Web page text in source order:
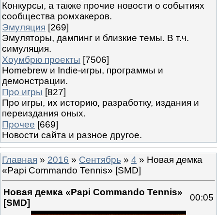
Конкурсы, а также прочие новости о событиях
сообщества ромхакеров.
Эмуляция [269]
Эмуляторы, дампинг и близкие темы. В т.ч.
симуляция.
Хоумбрю проекты [7506]
Homebrew и Indie-игры, программы и
демонстрации.
Про игры [827]
Про игры, их историю, разработку, издания и
переиздания оных.
Прочее [669]
Новости сайта и разное другое.
Главная » 2016 » Сентябрь » 4 » Новая демка
«Papi Commando Tennis» [SMD]
Новая демка «Papi Commando Tennis»
[SMD]
00:05